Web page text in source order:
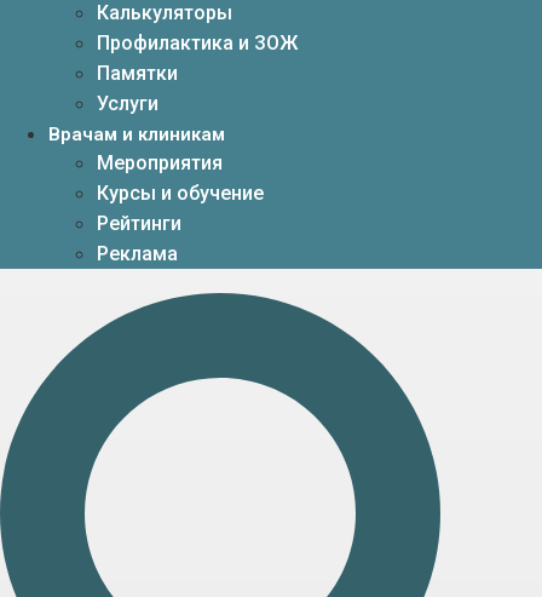
Калькуляторы
Профилактика и ЗОЖ
Памятки
Услуги
Врачам и клиникам
Мероприятия
Курсы и обучение
Рейтинги
Реклама